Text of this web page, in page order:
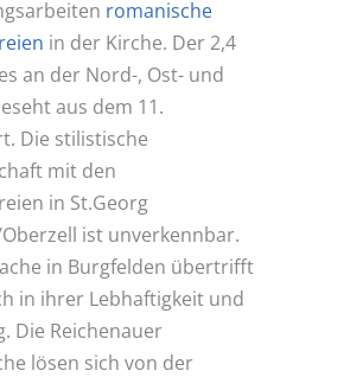
romanische
in der Kirche. Der 2,4
an der Nord-, Ost- und
aus dem 11.
Die stilistische
mit den
in St.Georg
ist unverkennbar.
in Burgfelden übertrifft
in ihrer Lebhaftigkeit und
Die Reichenauer
lösen sich von der